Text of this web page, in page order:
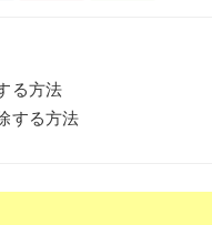
る方法
する方法